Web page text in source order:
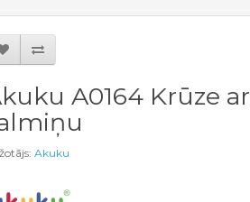
A0164 Krūze ar
Akuku